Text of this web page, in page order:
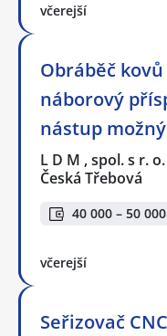
včerejší
Obráběč kovů
náborový
nástup
L D M , spol. s r. o.
Česká Třebová
40 000 – 50
včerejší
Seřizovač